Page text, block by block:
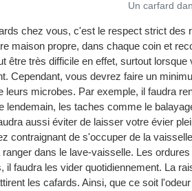
Un carfard
chez vous, c'est le respect strict des
maison propre, dans chaque coin et
être très difficile en effet, surtout lorsque
Cependant, vous devrez faire un
microbes. Par exemple, il faudra
lendemain, les taches comme le
aussi éviter de laisser votre évier
contraignant de s'occuper de la
dans le lave-vaisselle. Les
faudra les vider quotidiennement. La
les cafards. Ainsi, que ce soit